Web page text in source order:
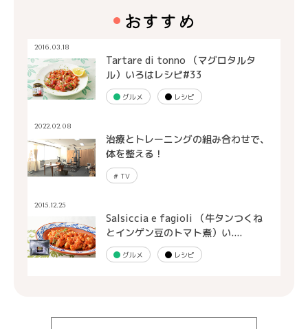
おすすめ
2016.03.18
Tartare di tonno （マグロタルタ
ル）いろはレシピ#33
グルメ レシピ
2022.02.08
治療とトレーニングの組み合わせで、
体を整える！
#TV
2015.12.25
Salsiccia e fagioli （牛タンつくね
とインゲン豆のトマト煮）い....
グルメ レシピ